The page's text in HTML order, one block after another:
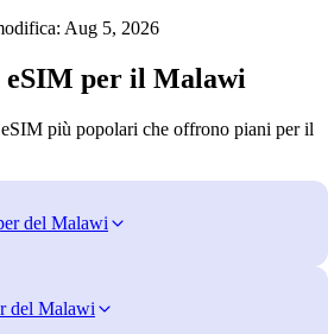
Aug 5, 2026
per il Malawi
più popolari che offrono piani per il
del Malawi
del Malawi